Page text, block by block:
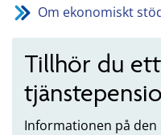
Om ekonomiskt
Tillhör du
Informationen på